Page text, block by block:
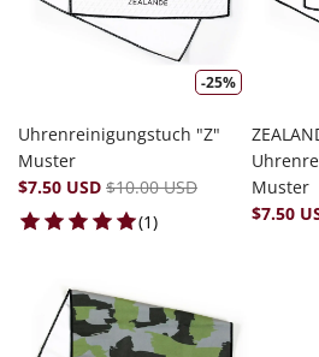
-25%
Uhrenreinigungstuch "Z"
Muster
$7.50 USD $10.00 USD
(1)1 total reviews
Muster
$7.50